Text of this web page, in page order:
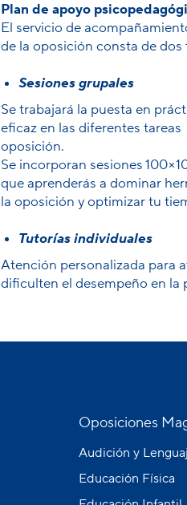
Plan de apoyo
El servicio de
de la oposición consta de
Sesiones grupales
Se trabajará la puesta en
eficaz en las diferentes
oposición.
Se incorporan sesiones
que aprenderás a dominar
la oposición y optimizar tu
Tutorías individuales
Atención personalizada para
dificulten el desempeño en la
Oposiciones
Audición y
Educación Física